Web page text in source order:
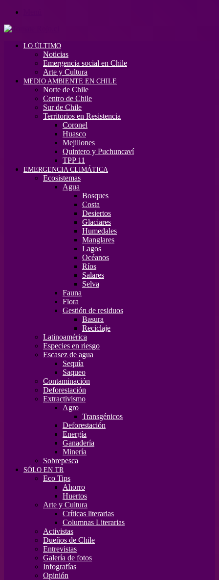
LO ÚLTIMO
Noticias
Emergencia social en Chile
Arte y Cultura
MEDIO AMBIENTE EN CHILE
Norte de Chile
Centro de Chile
Sur de Chile
Territorios en Resistencia
Coronel
Huasco
Mejillones
Quintero y Puchuncaví
TPP 11
EMERGENCIA CLIMÁTICA
Ecosistemas
Agua
Bosques
Costa
Desiertos
Glaciares
Humedales
Manglares
Lagos
Océanos
Ríos
Salares
Selva
Fauna
Flora
Gestión de residuos
Basura
Reciclaje
Latinoamérica
Especies en riesgo
Escasez de agua
Sequía
Saqueo
Contaminación
Deforestación
Extractivismo
Agro
Transgénicos
Deforestación
Energía
Ganadería
Minería
Sobrepesca
SÓLO EN TR
Eco Tips
Ahorro
Huertos
Arte y Cultura
Críticas literarias
Columnas Literarias
Activistas
Dueños de Chile
Entrevistas
Galería de fotos
Infografías
Opinión